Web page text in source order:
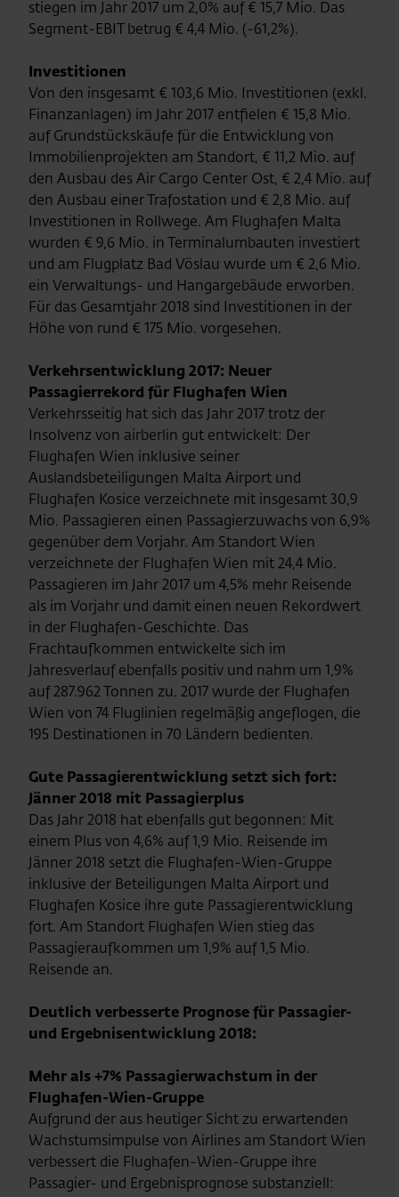
stiegen im Jahr 2017 um 2,0% auf € 15,7 Mio. Das
Segment-EBIT betrug € 4,4 Mio. (-61,2%).
Investitionen
Von den insgesamt € 103,6 Mio. Investitionen (exkl.
Finanzanlagen) im Jahr 2017 entfielen € 15,8 Mio.
auf Grundstückskäufe für die Entwicklung von
Immobilienprojekten am Standort, € 11,2 Mio. auf
den Ausbau des Air Cargo Center Ost, € 2,4 Mio. auf
den Ausbau einer Trafostation und € 2,8 Mio. auf
Investitionen in Rollwege. Am Flughafen Malta
wurden € 9,6 Mio. in Terminalumbauten investiert
und am Flugplatz Bad Vöslau wurde um € 2,6 Mio.
ein Verwaltungs- und Hangargebäude erworben.
Für das Gesamtjahr 2018 sind Investitionen in der
Höhe von rund € 175 Mio. vorgesehen.
Verkehrsentwicklung 2017: Neuer
Passagierrekord für Flughafen Wien
Verkehrsseitig hat sich das Jahr 2017 trotz der
Insolvenz von airberlin gut entwickelt: Der
Flughafen Wien inklusive seiner
Auslandsbeteiligungen Malta Airport und
Flughafen Kosice verzeichnete mit insgesamt 30,9
Mio. Passagieren einen Passagierzuwachs von 6,9%
gegenüber dem Vorjahr. Am Standort Wien
verzeichnete der Flughafen Wien mit 24,4 Mio.
Passagieren im Jahr 2017 um 4,5% mehr Reisende
als im Vorjahr und damit einen neuen Rekordwert
in der Flughafen-Geschichte. Das
Frachtaufkommen entwickelte sich im
Jahresverlauf ebenfalls positiv und nahm um 1,9%
auf 287.962 Tonnen zu. 2017 wurde der Flughafen
Wien von 74 Fluglinien regelmäßig angeflogen, die
195 Destinationen in 70 Ländern bedienten.
Gute Passagierentwicklung setzt sich fort:
Jänner 2018 mit Passagierplus
Das Jahr 2018 hat ebenfalls gut begonnen: Mit
einem Plus von 4,6% auf 1,9 Mio. Reisende im
Jänner 2018 setzt die Flughafen-Wien-Gruppe
inklusive der Beteiligungen Malta Airport und
Flughafen Kosice ihre gute Passagierentwicklung
fort. Am Standort Flughafen Wien stieg das
Passagieraufkommen um 1,9% auf 1,5 Mio.
Reisende an.
Deutlich verbesserte Prognose für Passagier-
und Ergebnisentwicklung 2018:
Mehr als +7% Passagierwachstum in der
Flughafen-Wien-Gruppe
Aufgrund der aus heutiger Sicht zu erwartenden
Wachstumsimpulse von Airlines am Standort Wien
verbessert die Flughafen-Wien-Gruppe ihre
Passagier- und Ergebnisprognose substanziell: